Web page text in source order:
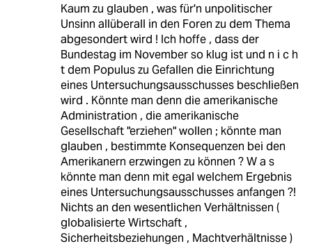
Kaum zu glauben , was für'n unpolitischer
Unsinn allüberall in den Foren zu dem Thema
abgesondert wird ! Ich hoffe , dass der
Bundestag im November so klug ist und n i c h
t dem Populus zu Gefallen die Einrichtung
eines Untersuchungsausschusses beschließen
wird . Könnte man denn die amerikanische
Administration , die amerikanische
Gesellschaft "erziehen" wollen ; könnte man
glauben , bestimmte Konsequenzen bei den
Amerikanern erzwingen zu können ? W a s
könnte man denn mit egal welchem Ergebnis
eines Untersuchungsausschusses anfangen ?!
Nichts an den wesentlichen Verhältnissen (
globalisierte Wirtschaft ,
Sicherheitsbeziehungen , Machtverhältnisse )